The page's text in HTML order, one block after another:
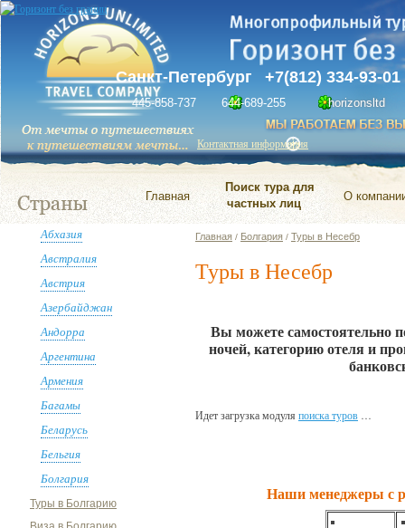
Санкт-Петербург +7(812) 334-93-01
445-858-737 644-689-255 horizonsltd
Контактная информация
Главная
Поиск тура для
частных лиц
О
Абхазия
Австралия
Австрия
Азербайджан
Андорра
Аргентина
Армения
Багамы
Беларусь
Бельгия
Болгария
Туры в Болгарию
Главная / Болгария / Туры в Несебр
Туры в Несебр
Вы можете самостоятельно
ночей, категорию отеля и
Идет загрузка модуля поиска туров
Наши менеджеры с